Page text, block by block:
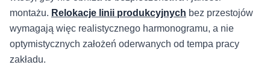
montażu. Relokacje linii produkcyjnych bez przestojów
wymagają więc realistycznego harmonogramu, a nie
optymistycznych założeń oderwanych od tempa pracy
zakładu.